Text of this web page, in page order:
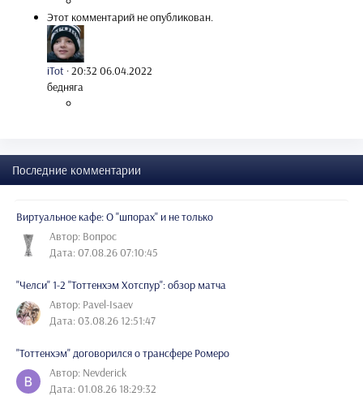
Этот комментарий не опубликован.
iTot ·20:32 06.04.2022
бедняга
Последние комментарии
Виртуальное кафе: О "шпорах" и не только
Автор: Вопрос
Дата: 07.08.26 07:10:45
"Челси" 1-2 "Тоттенхэм Хотспур": обзор матча
Автор: Pavel-Isaev
Дата: 03.08.26 12:51:47
"Тоттенхэм" договорился о трансфере Ромеро
Автор: Nevderick
Дата: 01.08.26 18:29:32